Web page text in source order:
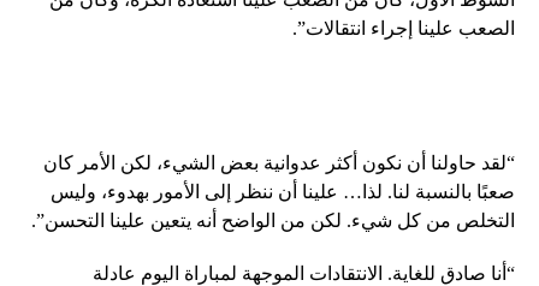
الصعب علينا إجراء انتقالات”.
“لقد حاولنا أن نكون أكثر عدوانية بعض الشيء، لكن الأمر كان
صعبًا بالنسبة لنا. لذا… علينا أن ننظر إلى الأمور بهدوء، وليس
التخلص من كل شيء. لكن من الواضح أنه يتعين علينا التحسن”.
“أنا صادق للغاية. الانتقادات الموجهة لمباراة اليوم عادلة